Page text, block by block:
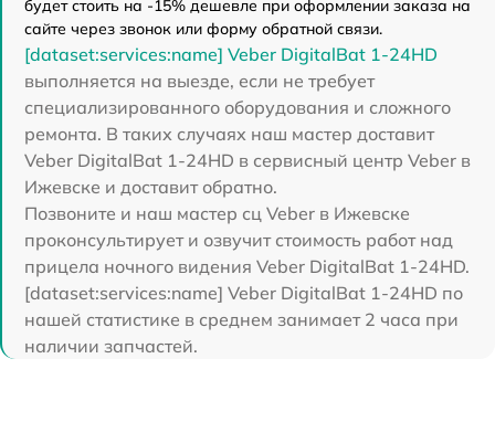
будет стоить на -15% дешевле при оформлении заказа на
сайте через звонок или форму обратной связи.
[dataset:services:name] Veber DigitalBat 1-24HD
выполняется на выезде, если не требует
специализированного оборудования и сложного
ремонта. В таких случаях наш мастер доставит
Veber DigitalBat 1-24HD в сервисный центр Veber в
Ижевске и доставит обратно.
Позвоните и наш мастер сц Veber в Ижевске
проконсультирует и озвучит стоимость работ над
прицела ночного видения Veber DigitalBat 1-24HD.
[dataset:services:name] Veber DigitalBat 1-24HD по
нашей статистике в среднем занимает 2 часа при
наличии запчастей.